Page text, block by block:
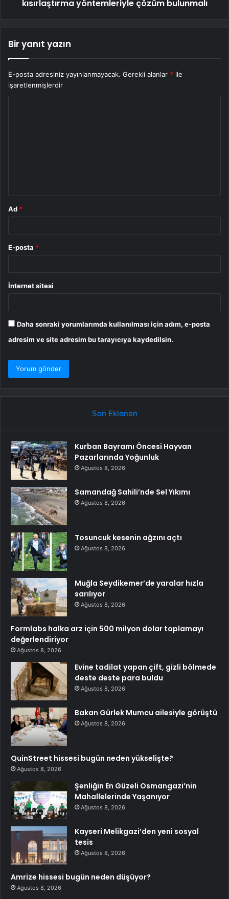
kısırlaştırma yöntemleriyle çözüm bulunmalı
Bir yanıt yazın
E-posta adresiniz yayınlanmayacak. Gerekli alanlar * ile
işaretlenmişlerdir
Ad *
E-posta *
İnternet sitesi
Daha sonraki yorumlarımda kullanılması için adım, e-posta
adresim ve site adresim bu tarayıcıya kaydedilsin.
Son Eklenen
Kurban Bayramı Öncesi Hayvan
Pazarlarında Yoğunluk
Ağustos 8, 2026
Samandağ Sahili’nde Sel Yıkımı
Ağustos 8, 2026
Tosuncuk kesenin ağzını açtı
Ağustos 8, 2026
Muğla Seydikemer’de yaralar hızla
sarılıyor
Ağustos 8, 2026
Formlabs halka arz için 500 milyon dolar toplamayı
değerlendiriyor
Ağustos 8, 2026
Evine tadilat yapan çift, gizli bölmede
deste deste para buldu
Ağustos 8, 2026
Bakan Gürlek Mumcu ailesiyle görüştü
Ağustos 8, 2026
QuinStreet hissesi bugün neden yükselişte?
Ağustos 8, 2026
Şenliğin En Güzeli Osmangazi’nin
Mahallelerinde Yaşanıyor
Ağustos 8, 2026
Kayseri Melikgazi’den yeni sosyal
tesis
Ağustos 8, 2026
Amrize hissesi bugün neden düşüyor?
Ağustos 8, 2026